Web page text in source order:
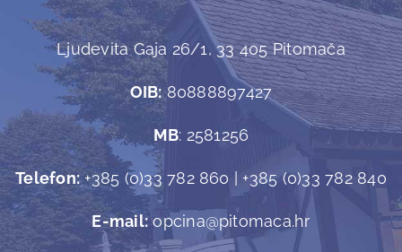
Ljudevita Gaja 26/1, 33 405 Pitomača
OIB:80888897427
MB: 2581256
Telefon:+385 (0)33 782 860 | +385 (0)33 782 840
E-mail:opcina@pitomaca.hr